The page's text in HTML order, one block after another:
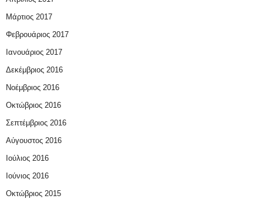
Μάρτιος 2017
Φεβρουάριος 2017
Ιανουάριος 2017
Δεκέμβριος 2016
Νοέμβριος 2016
Οκτώβριος 2016
Σεπτέμβριος 2016
Αύγουστος 2016
Ιούλιος 2016
Ιούνιος 2016
Οκτώβριος 2015